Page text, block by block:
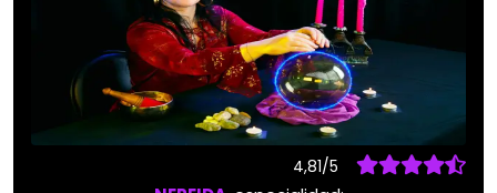
4,81/5